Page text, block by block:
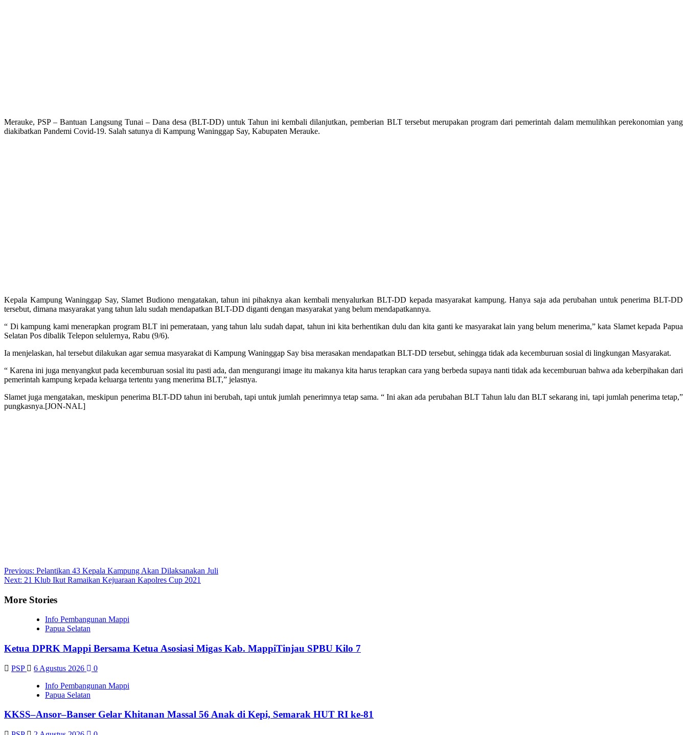
Merauke, PSP – Bantuan Langsung Tunai – Dana desa (BLT-DD) untuk Tahun ini kembali dilanjutkan, pemberian BLT tersebut merupakan program dari pemerintah dalam memulihkan perekonomian yang
diakibatkan Pandemi Covid-19. Salah satunya di Kampung Waninggap Say, Kabupaten Merauke.
Kepala Kampung Waninggap Say, Slamet Budiono mengatakan, tahun ini pihaknya akan kembali menyalurkan BLT-DD kepada masyarakat kampung. Hanya saja ada perubahan untuk penerima BLT-DD
tersebut, dimana masyarakat yang tahun lalu sudah mendapatkan BLT-DD diganti dengan masyarakat yang belum mendapatkannya.
“ Di kampung kami menerapkan program BLT ini pemerataan, yang tahun lalu sudah dapat, tahun ini kita berhentikan dulu dan kita ganti ke masyarakat lain yang belum menerima,” kata Slamet kepada Papua
Selatan Pos dibalik Telepon selulernya, Rabu (9/6).
Ia menjelaskan, hal tersebut dilakukan agar semua masyarakat di Kampung Waninggap Say bisa merasakan mendapatkan BLT-DD tersebut, sehingga tidak ada kecemburuan sosial di lingkungan Masyarakat.
“ Karena ini juga menyangkut pada kecemburuan sosial itu pasti ada, dan mengurangi image itu makanya kita harus terapkan cara yang berbeda supaya nanti tidak ada kecemburuan bahwa ada keberpihakan dari
pemerintah kampung kepada keluarga tertentu yang menerima BLT,” jelasnya.
Slamet juga mengatakan, meskipun penerima BLT-DD tahun ini berubah, tapi untuk jumlah penerimnya tetap sama. “ Ini akan ada perubahan BLT Tahun lalu dan BLT sekarang ini, tapi jumlah penerima tetap,”
pungkasnya.[JON-NAL]
Post
navigation
Previous: Pelantikan 43 Kepala Kampung Akan Dilaksanakan Juli
Next: 21 Klub Ikut Ramaikan Kejuaraan Kapolres Cup 2021
More Stories
Info Pembangunan Mappi
Papua Selatan
Ketua DPRK Mappi Bersama Ketua Asosiasi Migas Kab. MappiTinjau SPBU Kilo 7
PSP 6 Agustus 2026
0
Info Pembangunan Mappi
Papua Selatan
KKSS–Ansor–Banser Gelar Khitanan Massal 56 Anak di Kepi, Semarak HUT RI ke-81